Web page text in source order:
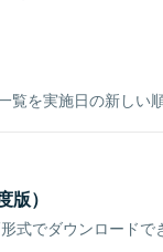
を実施日の新しい
）
式でダウンロードで